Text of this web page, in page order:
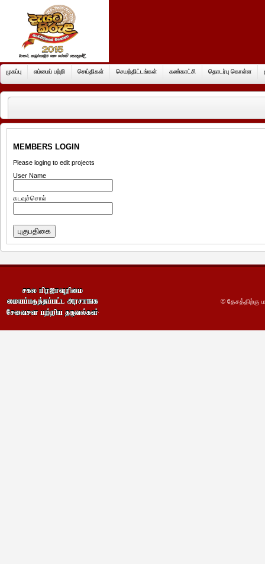
முகப்பு எம்மைப் பற்றி செய்திகள் செயற்திட்டங்கள் கண்காட்சி தொடர்பு கொள்ள
MEMBERS LOGIN
Please loging to edit projects
User Name
கடவுச்சொல்
© தேசத்திற்கு